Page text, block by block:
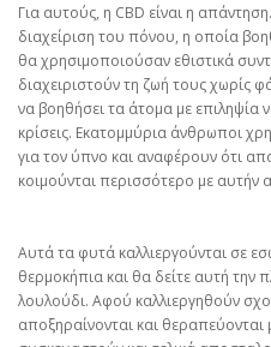
Για αυτούς, η CBD είναι η
διαχείριση του πόνου, η οποία
θα χρησιμοποιούσαν εθιστικά
διαχειριστούν τη ζωή τους χωρίς
να βοηθήσει τα άτομα με επιληψία
κρίσεις. Εκατομμύρια άνθρωποι
για τον ύπνο και αναφέρουν ότι
κοιμούνται περισσότερο με αυτήν
Αυτά τα φυτά καλλιεργούνται σε
θερμοκήπια και θα δείτε αυτή
λουλούδι. Αφού καλλιεργηθούν
αποξηραίνονται και